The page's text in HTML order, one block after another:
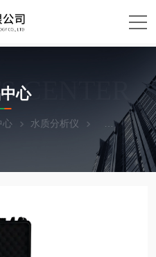
CENTER
心
心 水质分析仪 余氯总氯